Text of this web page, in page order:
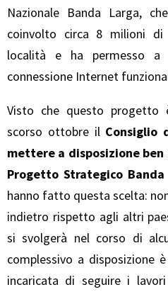
Nazionale Banda Larga,
coinvolto circa 8 milioni
località e ha permesso
connessione Internet
Visto che questo
scorso ottobre il Consiglio
mettere a disposizione
Progetto Strategico
hanno fatto questa scelta:
indietro rispetto agli altri
si svolgerà nel corso di
complessivo a disposizione
incaricata di seguire i